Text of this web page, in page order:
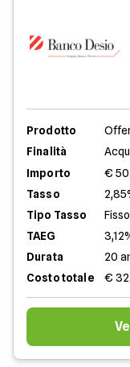
Prodotto
Finalità
Importo
€
Tasso
Tipo Tasso
Fisso
TAEG
Durata
20
Costo totale
€